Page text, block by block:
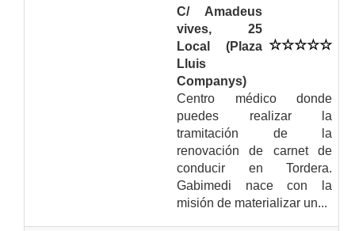
C/ Amadeus
vives, 25
Local (Plaza
Lluis
Companys)
Centro médico donde
puedes realizar la
tramitación de la
renovación de carnet de
conducir en Tordera.
Gabimedi nace con la
misión de materializar un...